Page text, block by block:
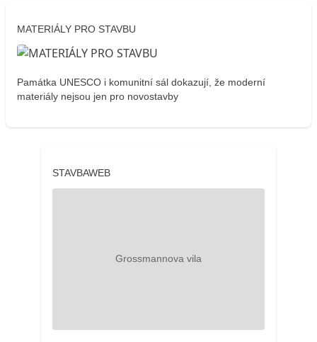
MATERIÁLY PRO STAVBU
Památka UNESCO i komunitní sál dokazují, že moderní
materiály nejsou jen pro novostavby
STAVBAWEB